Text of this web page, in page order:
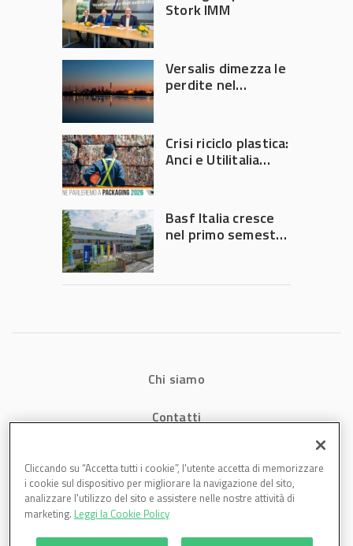
Stork IMM
Versalis dimezza le
perdite nel
Crisi riciclo plastica:
Anci e Utilitalia
Governo
Basf Italia cresce
nel primo semestre
Chi siamo
Contatti
Cookies
Cliccando su “Accetta tutti i cookie”, l'utente accetta di memorizzare
i cookie sul dispositivo per migliorare la navigazione del sito,
analizzare l'utilizzo del sito e assistere nelle nostre attività di
marketing. Leggi la Cookie Policy